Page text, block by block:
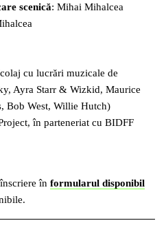
scenică: Mihai Mihalcea
cu lucrări muzicale de
Ayra Starr & Wizkid, Maurice
Bob West, Willie Hutch)
în parteneriat cu BIDFF
în formularul disponibil